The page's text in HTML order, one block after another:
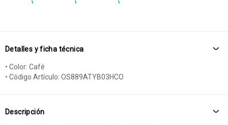
Detalles y ficha técnica
• Color: Café
• Código Artículo: OS889ATYB03HCO
Descripción